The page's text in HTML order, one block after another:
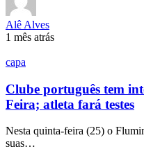
Alê Alves
1 mês atrás
capa
Clube português tem
Feira; atleta fará testes
Nesta quinta-feira (25) o
suas…